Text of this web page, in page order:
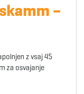
–
z vsaj 45
za osvajanje